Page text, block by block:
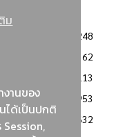
ม
งานของ
ได้เป็นปกติ
3248
2362
2113
1953
1632